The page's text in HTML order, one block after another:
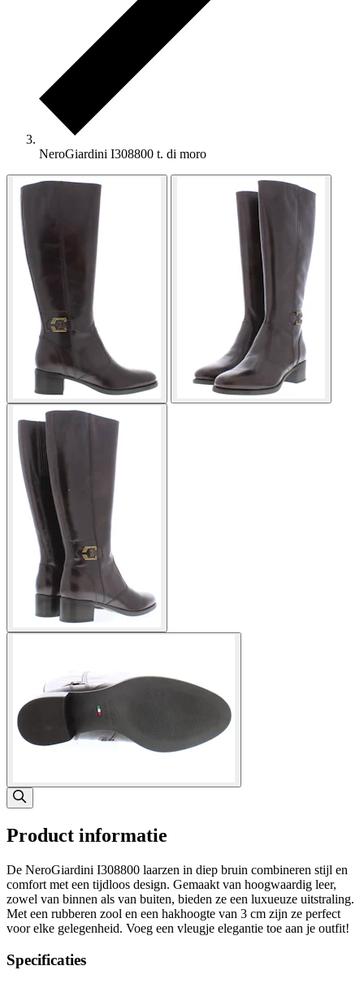
NeroGiardini I308800 t. di moro
Product informatie
De NeroGiardini I308800 laarzen in diep bruin combineren stijl en
comfort met een tijdloos design. Gemaakt van hoogwaardig leer,
zowel van binnen als van buiten, bieden ze een luxueuze uitstraling.
Met een rubberen zool en een hakhoogte van 3 cm zijn ze perfect
voor elke gelegenheid. Voeg een vleugje elegantie toe aan je outfit!
Specificaties